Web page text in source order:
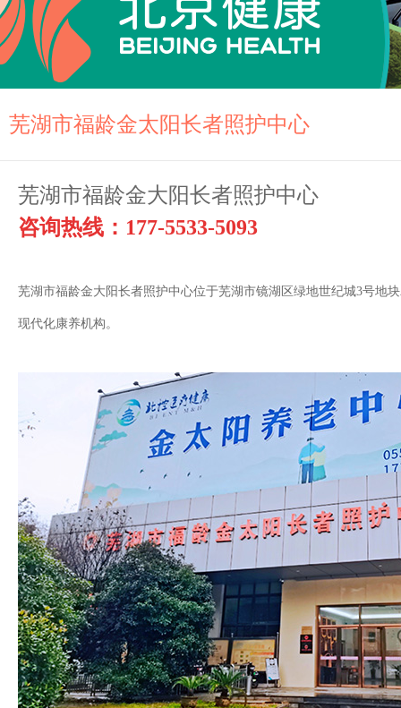
芜湖市福龄金太阳长者照护中心
芜湖市福龄金大阳长者照护中心
咨询热线：177-5533-5093
芜湖市福龄金大阳长者照护中心位于芜湖市镜湖区绿地世纪城3号地
现代化康养机构。